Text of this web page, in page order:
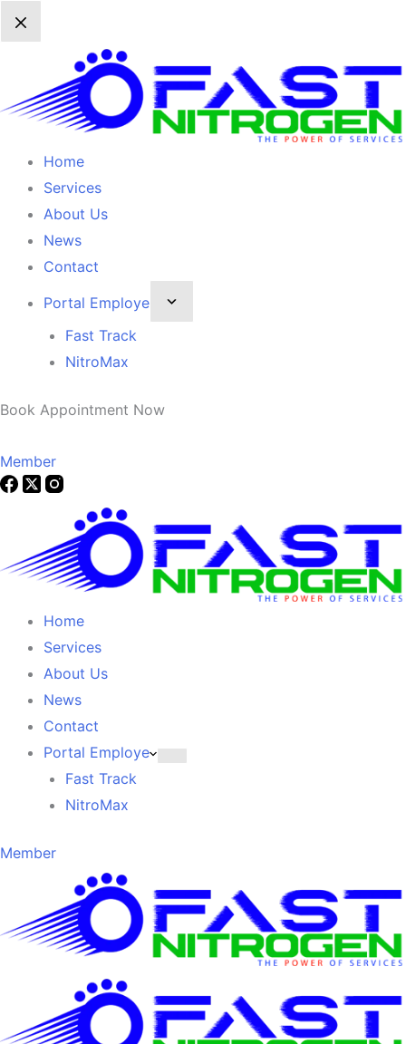
Home
Services
About Us
News
Contact
Portal Employe
Fast Track
NitroMax
Book Appointment Now
Member
Home
Services
About Us
News
Contact
Portal Employe
Fast Track
NitroMax
Member